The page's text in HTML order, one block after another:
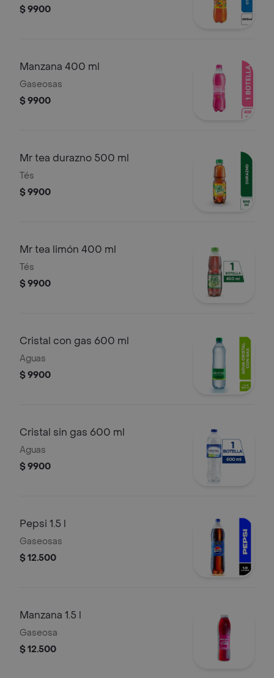
$ 9900
Manzana 400 ml
Gaseosas
$ 9900
Mr tea durazno 500 ml
Tés
$ 9900
Mr tea limón 400 ml
Tés
$ 9900
Cristal con gas 600 ml
Aguas
$ 9900
Cristal sin gas 600 ml
Aguas
$ 9900
Pepsi 1.5 l
Gaseosas
$ 12.500
Manzana 1.5 l
Gaseosa
$ 12.500